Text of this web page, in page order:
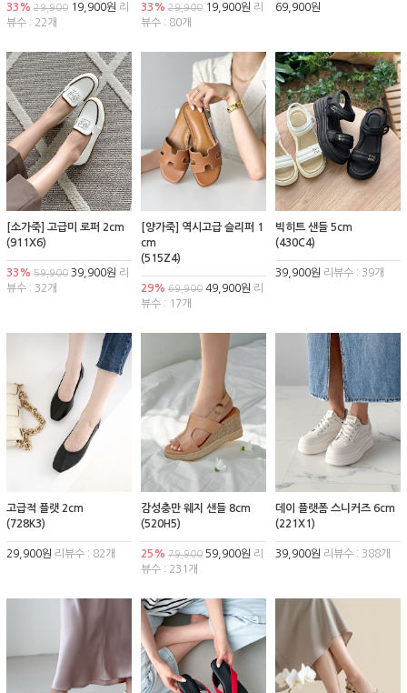
33% 29,900 19,900원 리
뷰수 : 22개
33% 29,90019,900원 리
뷰수 : 80개
69,900원
[소가죽] 고급미 로퍼 2cm
(911X6)
33% 59,900 39,900원 리
뷰수 : 32개
[양가죽] 역시고급 슬리퍼 1
cm
(515Z4)
29% 69,90049,900원 리
뷰수 : 17개
빅히트 샌들 5cm
(430C4)
39,900원 리뷰수 : 39개
고급적 플랫 2cm
(728K3)
29,900원 리뷰수 : 82개
감성충만 웨지 샌들 8cm
(520H5)
25% 79,90059,900원 리
뷰수 : 231개
데이 플랫폼 스니커즈 6cm
(221X1)
39,900원 리뷰수 : 388개